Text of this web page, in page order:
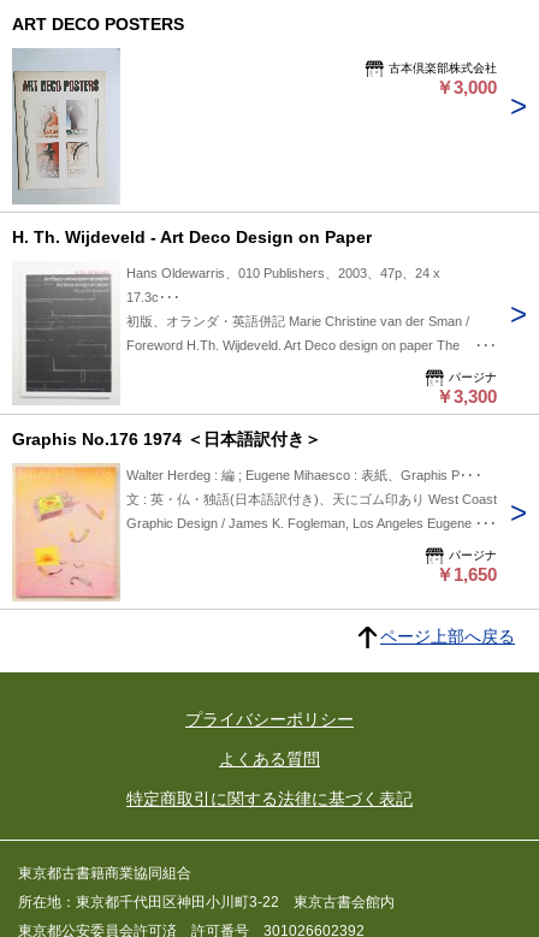
ART DECO POSTERS
古本倶楽部株式会社
￥3,000
H. Th. Wijdeveld - Art Deco Design on Paper
Hans Oldewarris、010 Publishers、2003、47p、24 x
17.3c･･･
初版、オランダ・英語併記 Marie Christine van der Sman /
Foreword H.Th. Wijdeveld. Art Deco design on paper The
formative years Stage and theatre Other graphic work
Architectura Wendingen Type design Posters Books Fré Cohen
Anton Kurvers Designs by architects Sources of illustrations,
further reading Credits
パージナ
￥3,300
Graphis No.176 1974 ＜日本語訳付き＞
Walter Herdeg : 編 ; Eugene Mihaesco : 表紙、Graphis P･･･
文 : 英・仏・独語(日本語訳付き)、天にゴム印あり West Coast
Graphic Design / James K. Fogleman, Los Angeles Eugene
Mihaesco / Manuel Gasser, Zurich Tomi Ungerer: America /
Prof. Walther Killy, Berne Swiss Posters 1974 / Mark Zeugin,
Raoul Dufy: his famous Art Deco textile designs / Jacques Paul
パージナ
￥1,650
ページ上部へ戻る
プライバシーポリシー
よくある質問
特定商取引に関する法律に基づく表記
東京都古書籍商業協同組合
所在地：東京都千代田区神田小川町3-22 東京古書会館内
東京都公安委員会許可済 許可番号 301026602392